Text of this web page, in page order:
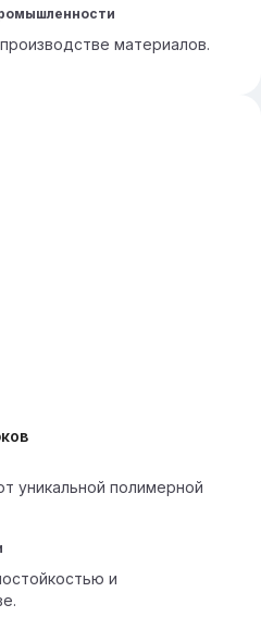
материалов.
уникальной полимерной
и